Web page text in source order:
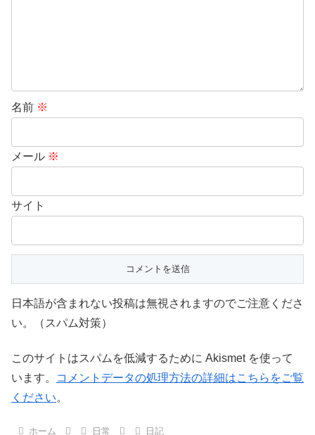
名前 ※
メール ※
サイト
日本語が含まれない投稿は無視されますのでご注意くださ
い。（スパム対策）
このサイトはスパムを低減するために Akismet を使って
います。
コメントデータの処理方法の詳細はこちらをご覧
ください。
ホーム 日常 日記